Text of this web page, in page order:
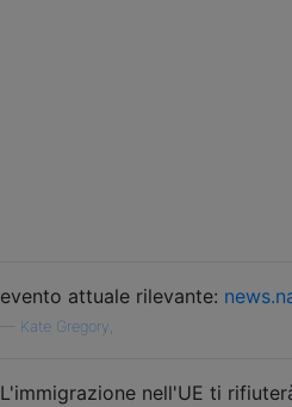
evento attuale rilevante:
Kate Gregory,
L'immigrazione nell'UE ti